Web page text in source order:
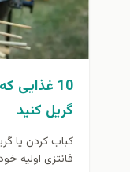
10 غذایی
گریل کنید
کباب کردن یا
فانتزی اولیه